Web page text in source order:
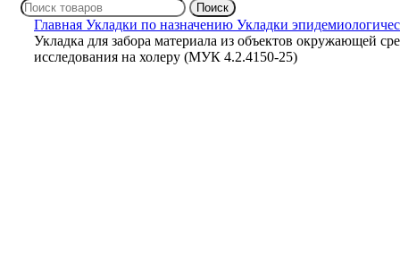
Поиск
Главная Укладки по назначению Укладки
Укладка для забора материала из объектов окружающей
исследования на холеру (МУК 4.2.4150-25)